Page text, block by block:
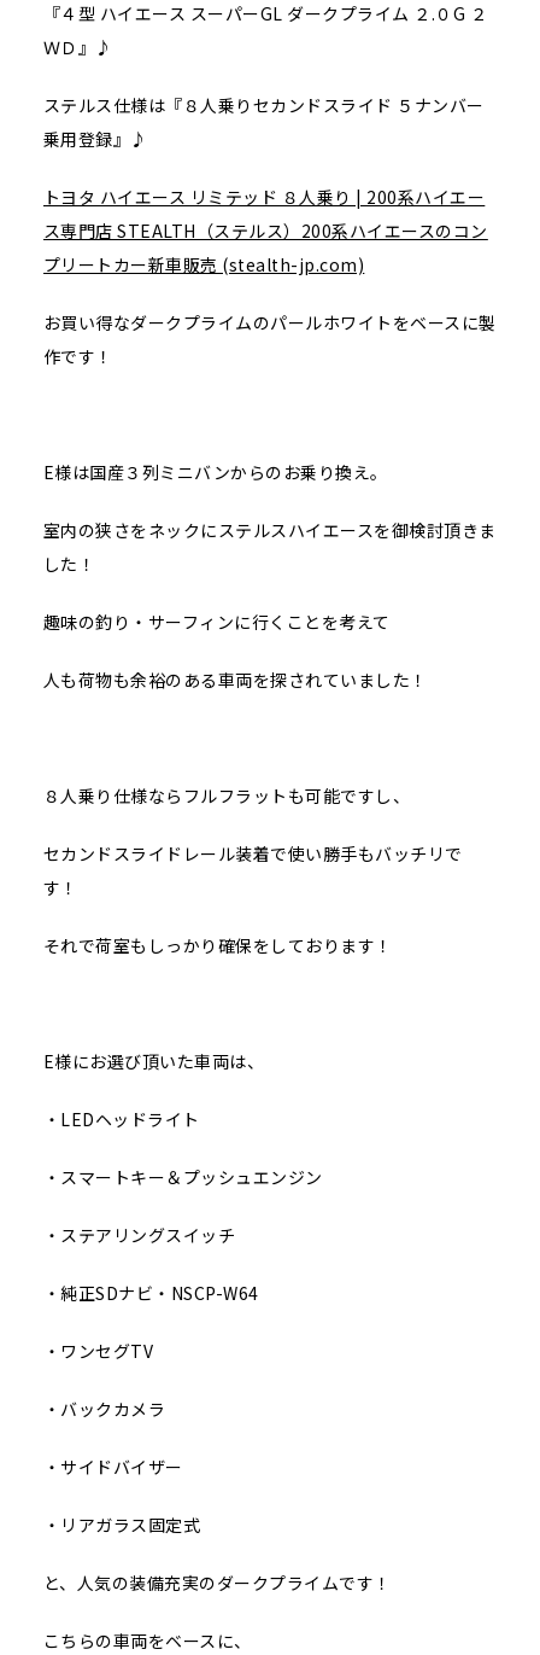
『４型 ハイエース スーパーGL ダークプライム ２.０G ２
ＷＤ』♪
ステルス仕様は『８人乗りセカンドスライド ５ナンバー
乗用登録』♪
トヨタ ハイエース リミテッド ８人乗り | 200系ハイエー
ス専門店 STEALTH（ステルス）200系ハイエースのコン
プリートカー新車販売 (stealth-jp.com)
お買い得なダークプライムのパールホワイトをベースに製
作です！
E様は国産３列ミニバンからのお乗り換え。
室内の狭さをネックにステルスハイエースを御検討頂きま
した！
趣味の釣り・サーフィンに行くことを考えて
人も荷物も余裕のある車両を探されていました！
８人乗り仕様ならフルフラットも可能ですし、
セカンドスライドレール装着で使い勝手もバッチリで
す！
それで荷室もしっかり確保をしております！
E様にお選び頂いた車両は、
・LEDヘッドライト
・スマートキー＆プッシュエンジン
・ステアリングスイッチ
・純正SDナビ・NSCP-W64
・ワンセグTV
・バックカメラ
・サイドバイザー
・リアガラス固定式
と、人気の装備充実のダークプライムです！
こちらの車両をベースに、